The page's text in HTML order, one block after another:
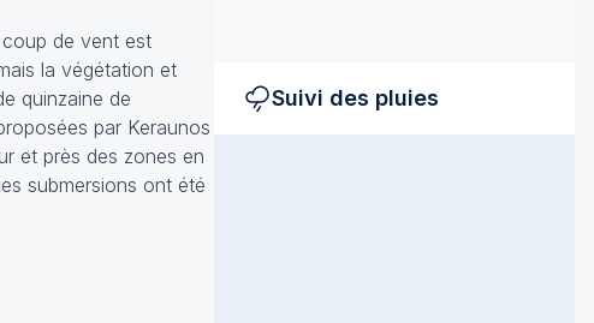
de vent est
la végétation et
quinzaine de
par Keraunos
et près des zones en
submersions ont été
Suivi des pluies